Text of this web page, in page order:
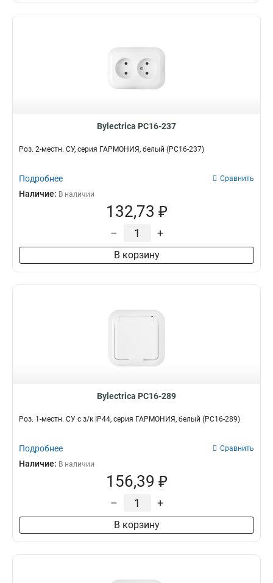
Bylectrica РС16-237
Роз. 2-местн. СУ, серия ГАРМОНИЯ, белый (РС16-237)
Подробнее Сравнить
Наличие: В наличии
132,73 ₽
– +
В корзину
Bylectrica РС16-289
Роз. 1-местн. СУ с з/к IP44, серия ГАРМОНИЯ, белый (РС16-289)
Подробнее Сравнить
Наличие: В наличии
156,39 ₽
– +
В корзину